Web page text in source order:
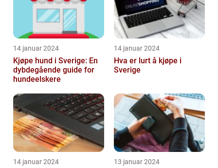
14 januar 2024
Kjøpe hund i Sverige: En
dybdegående guide for
hundeelskere
14 januar 2024
Hva er lurt å kjøpe i
Sverige
14 januar 2024 13 januar 2024